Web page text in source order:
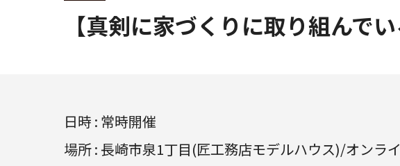
【真剣に家づくりに取り組んで
日時 : 常時開催
場所 : 長崎市泉1丁目(匠工務店モデルハウス)/オンラ